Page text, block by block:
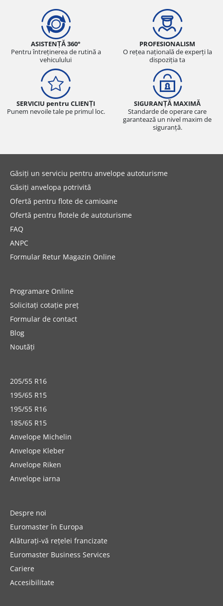
ASISTENȚĂ 360°
Pentru întreținerea de rutină a
vehiculului
PROFESIONALISM
O rețea națională de experți la
dispoziția ta
SERVICIU pentru CLIENȚI
Punem nevoile tale pe primul loc.
SIGURANȚĂ MAXIMĂ
Standarde de operare care
garantează un nivel maxim de
siguranță.
Găsiți un serviciu pentru anvelope autoturisme
Găsiți anvelopa potrivită
Ofertă pentru flote de camioane
Ofertă pentru flotele de autoturisme
FAQ
ANPC
Formular Retur Magazin Online
Programare Online
Solicitați cotație preț
Formular de contact
Blog
Noutăți
205/55 R16
195/65 R15
195/55 R16
185/65 R15
Anvelope Michelin
Anvelope Kleber
Anvelope Riken
Anvelope iarna
Despre noi
Euromaster în Europa
Alăturați-vă rețelei francizate
Euromaster Business Services
Cariere
Accesibilitate